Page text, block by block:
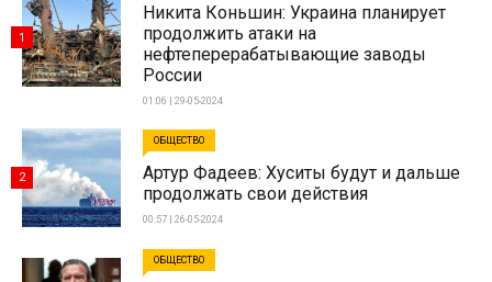
Никита Коньшин: Украина планирует
продолжить атаки на
нефтеперерабатывающие заводы
России
01:06 | 29-05-2024
1
ОБЩЕСТВО
Артур Фадеев: Хуситы будут и дальше
продолжать свои действия
00:57 | 26-05-2024
2
ОБЩЕСТВО